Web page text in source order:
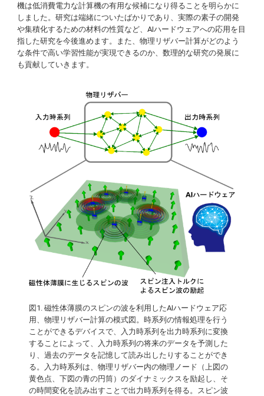
機は低消費電力な計算機の有用な候補になり得ることを明らかに
しました。研究は端緒についたばかりであり、実際の素子の開発
や集積化するための材料の性質など、AIハードウェアへの応用を目
指した研究を今後進めます。また、物理リザバー計算がどのよう
な条件で高い学習性能が実現できるのか、数理的な研究の発展に
も貢献していきます。
図1. 磁性体薄膜のスピンの波を利用したAIハードウェア応
用、物理リザバー計算の模式図。時系列の情報処理を行う
ことができるデバイスで、入力時系列を出力時系列に変換
することによって、入力時系列の将来のデータを予測した
り、過去のデータを記憶して読み出したりすることができ
る。入力時系列は、物理リザバー内の物理ノード（上図の
黄色点、下図の青の円筒）のダイナミックスを励起し、そ
の時間変化を読み出すことで出力時系列を得る。スピン波